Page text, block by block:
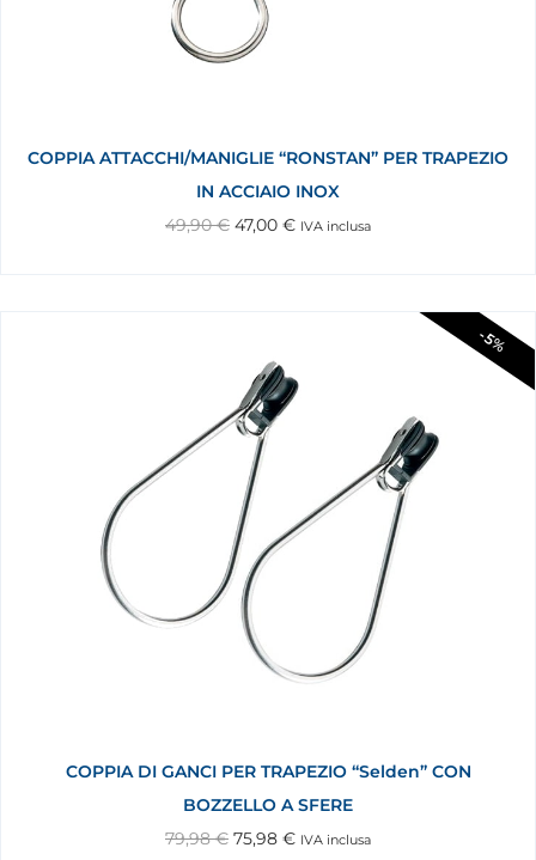
COPPIA ATTACCHI/MANIGLIE “RONSTAN” PER TRAPEZIO
IN ACCIAIO INOX
49,90€ 47,00 € IVA inclusa
-5%
COPPIA DI GANCI PER TRAPEZIO “Selden” CON
BOZZELLO A SFERE
79,98€ 75,98 € IVA inclusa